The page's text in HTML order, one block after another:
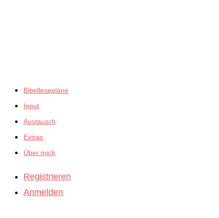
Bibellesepläne
Input
Austausch
Extras
Über mich
Registrieren
Anmelden